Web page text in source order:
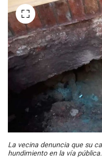
La vecina denuncia que su
hundimiento en la vía pública.